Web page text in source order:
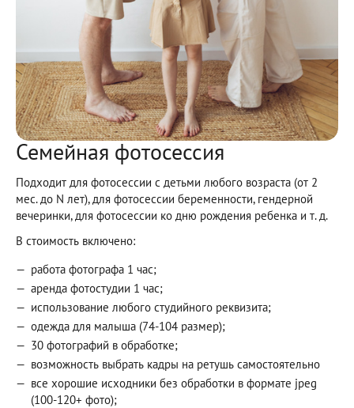
Семейная фотосессия
Подходит для фотосессии с детьми любого возраста (от 2
мес. до N лет), для фотосессии беременности, гендерной
вечеринки, для фотосессии ко дню рождения ребенка и т. д.
В стоимость включено:
работа фотографа 1 час;
аренда фотостудии 1 час;
использование любого студийного реквизита;
одежда для малыша (74-104 размер);
30 фотографий в обработке;
возможность выбрать кадры на ретушь самостоятельно
все хорошие исходники без обработки в формате jpeg
(100-120+ фото);